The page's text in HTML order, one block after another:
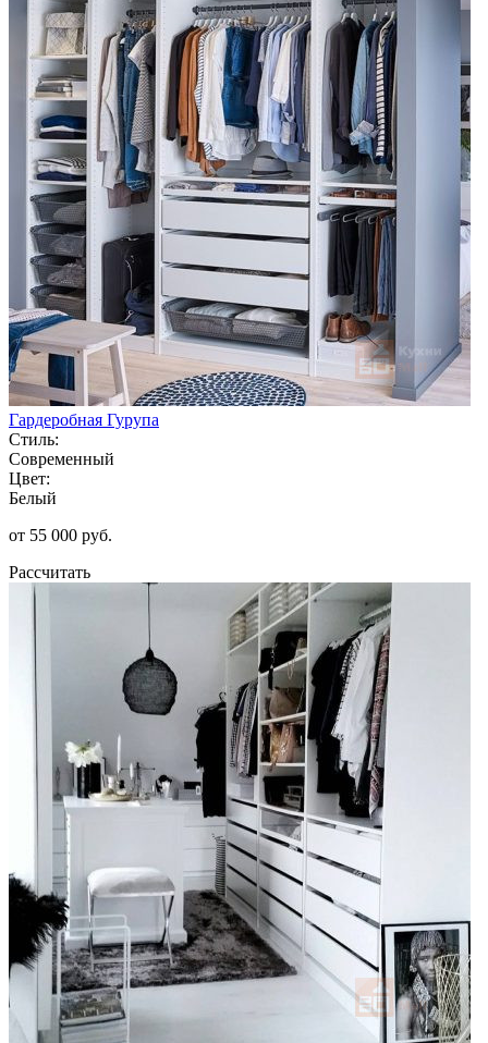
Гардеробная Гурупа
Стиль:
Современный
Цвет:
Белый
от 55 000 руб.
Рассчитать